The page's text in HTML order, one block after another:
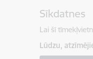
Sīkdatnes
Lai šī
Lūdzu,